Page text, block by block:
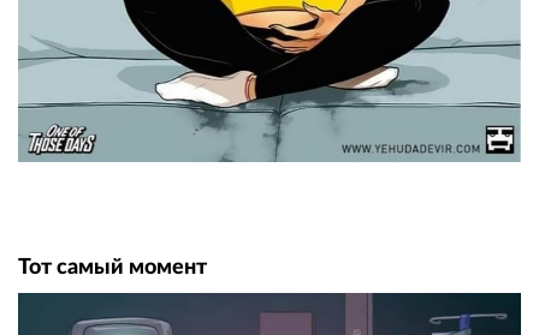
Тот самый момент